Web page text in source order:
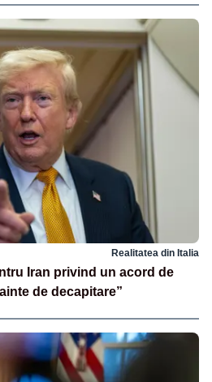
Realitatea din Italia
Iran privind un acord de
de decapitare”